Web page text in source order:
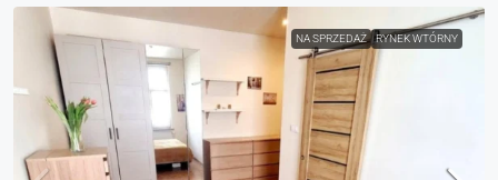
NA SPRZEDAŻ RYNEK WTÓRNY